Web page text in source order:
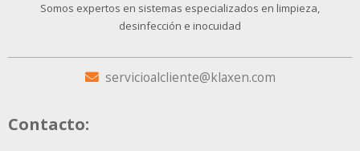
Somos expertos en sistemas especializados en limpieza,
desinfección e inocuidad
servicioalcliente@klaxen.com
Contacto: